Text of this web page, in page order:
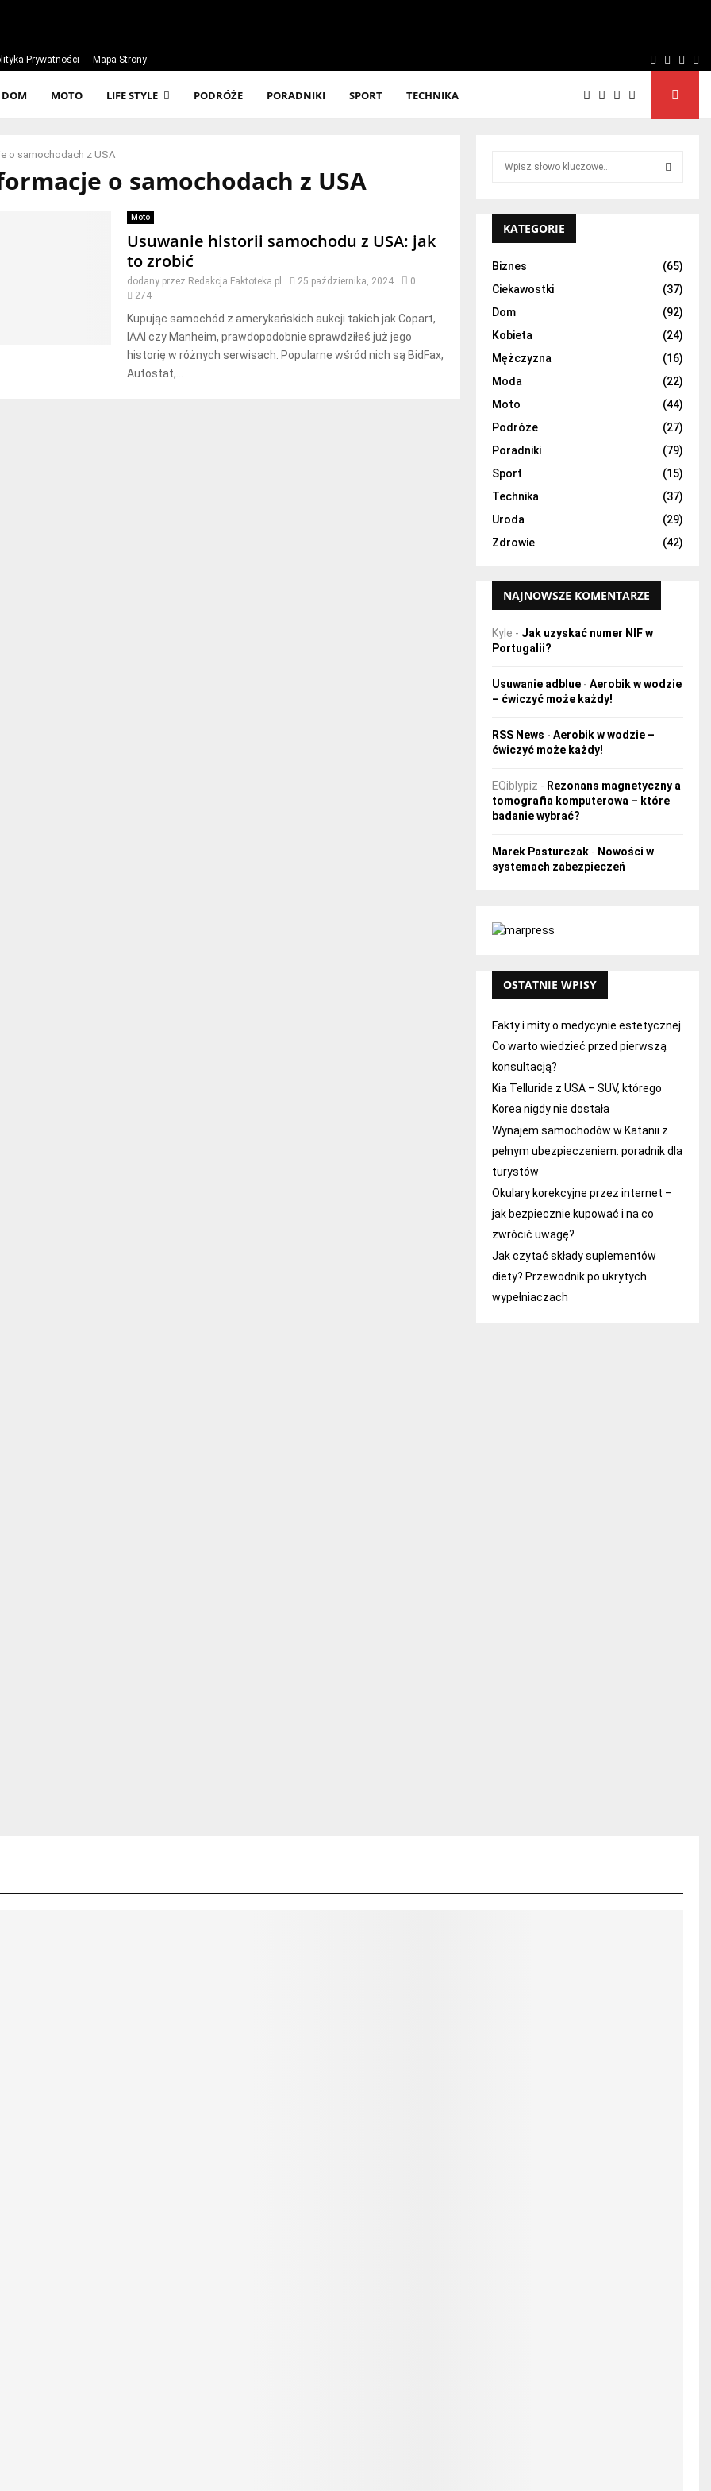
Prywatności Mapa Strony Facebook
Twitter
DOM MOTO LIFE STYLE PODRÓŻE PORADNIKI SPORT TECHNIKA
o samochodach z USA
o samochodach z USA
Moto
Usuwanie historii samochodu z USA: jak
to zrobić
dodany przez Redakcja Faktoteka.pl 25 października, 2024
0
274
Kupując samochód z amerykańskich aukcji takich jak Copart,
IAAI czy Manheim, prawdopodobnie sprawdziłeś już jego
historię w różnych serwisach. Popularne wśród nich są BidFax,
Autostat,...
h
f
r
:
A
R
H
KATEGORIE
Biznes
(65)
Ciekawostki
(37)
Dom
(92)
Kobieta
(24)
Mężczyzna
(16)
Moda
(22)
Moto
(44)
Podróże
(27)
Poradniki
(79)
Sport
(15)
Technika
(37)
Uroda
(29)
Zdrowie
(42)
NAJNOWSZE KOMENTARZE
Kyle - Jak uzyskać numer NIF w
Portugalii?
Usuwanie adblue- Aerobik w wodzie
– ćwiczyć może każdy!
RSS News - Aerobik w wodzie –
ćwiczyć może każdy!
EQiblypiz - Rezonans magnetyczny a
tomografia komputerowa – które
badanie wybrać?
Marek Pasturczak- Nowości w
systemach zabezpieczeń
OSTATNIE WPISY
Fakty i mity o medycynie estetycznej.
Co warto wiedzieć przed pierwszą
konsultacją?
Kia Telluride z USA – SUV, którego
Korea nigdy nie dostała
Wynajem samochodów w Katanii z
pełnym ubezpieczeniem: poradnik dla
turystów
Okulary korekcyjne przez internet –
jak bezpiecznie kupować i na co
zwrócić uwagę?
Jak czytać składy suplementów
diety? Przewodnik po ukrytych
wypełniaczach